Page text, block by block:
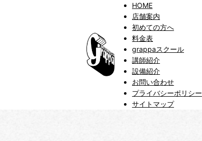
HOME
店舗案内
初めての方へ
料金表
grappaスクール
講師紹介
設備紹介
お問い合わせ
プライバシーポリシー
サイトマップ